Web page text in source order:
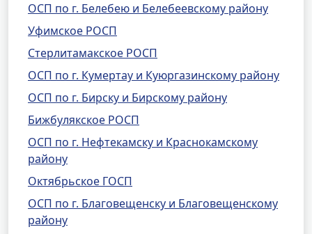
ОСП по г. Белебею и Белебеевскому району
Уфимское РОСП
Стерлитамакское РОСП
ОСП по г. Кумертау и Куюргазинскому району
ОСП по г. Бирску и Бирскому району
Бижбулякское РОСП
ОСП по г. Нефтекамску и Краснокамскому
району
Октябрьское ГОСП
ОСП по г. Благовещенску и Благовещенскому
району